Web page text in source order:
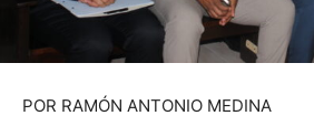
POR RAMÓN ANTONIO MEDINA